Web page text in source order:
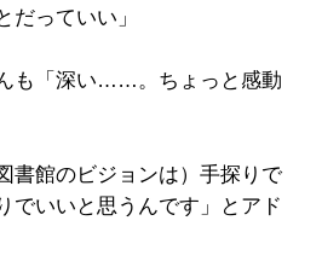
だっていい」
も「深い……。ちょっと感動
書館のビジョンは）手探りで
でいいと思うんです」とアド